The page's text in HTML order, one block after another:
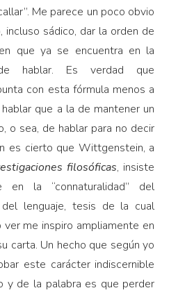
Me parece un poco obvio
incluso sádico, dar la orden de
que ya se encuentra en la
hablar. Es verdad que
con esta fórmula menos a
que a la de mantener un
o sea, de hablar para no decir
es cierto que Wittgenstein, a
filosóficas, insiste
en la “connaturalidad” del
lenguaje, tesis de la cual
me inspiro ampliamente en
carta. Un hecho que según yo
este carácter indiscernible
y de la palabra es que perder